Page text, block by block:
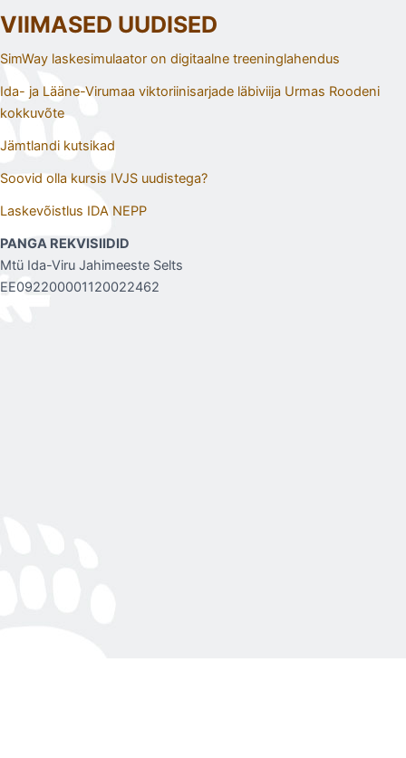
VIIMASED UUDISED
SimWay laskesimulaator on digitaalne treeninglahendus
Ida- ja Lääne-Virumaa viktoriinisarjade läbiviija Urmas Roodeni
kokkuvõte
Jämtlandi kutsikad
Soovid olla kursis IVJS uudistega?
Laskevõistlus IDA NEPP
PANGA REKVISIIDID
Mtü Ida-Viru Jahimeeste Selts
EE092200001120022462